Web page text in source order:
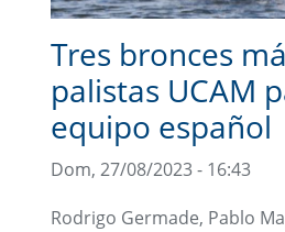
Tres bronces
palistas UCAM
equipo español
Dom, 27/08/2023 - 16:43
Rodrigo Germade, Pablo